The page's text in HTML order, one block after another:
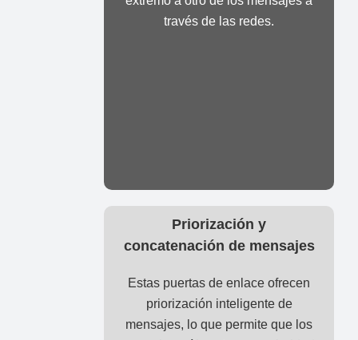
través de las redes.
Priorización y
concatenación de mensajes
Estas puertas de enlace ofrecen
priorización inteligente de
mensajes, lo que permite que los